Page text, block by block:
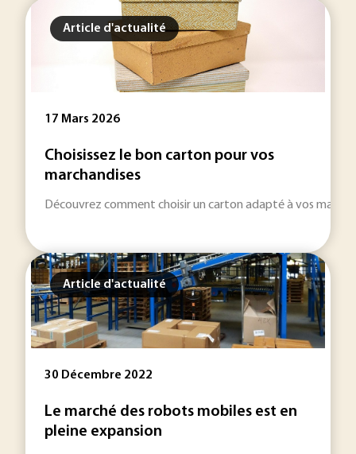
Article d'actualité
17 Mars 2026
Choisissez le bon carton pour vos
marchandises
Découvrez comment choisir un carton adapté à vos
Article d'actualité
30 Décembre 2022
Le marché des robots mobiles est en
pleine expansion